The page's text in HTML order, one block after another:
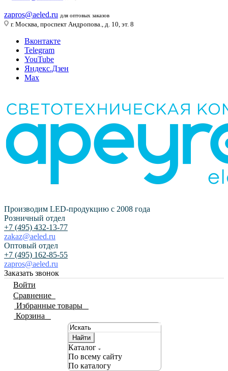
zapros@aeled.ru для оптовых заказов
г. Москва, проспект Андропова., д. 10, эт. 8
Вконтакте
Telegram
YouTube
Яндекс.Дзен
Max
Производим LED-продукцию с 2008 года
Розничный отдел
+7 (495) 432-13-77
zakaz@aeled.ru
Оптовый отдел
+7 (495) 162-85-55
zapros@aeled.ru
Заказать звонок
Войти
Сравнение
Избранные товары
Корзина
Найти
Каталог
По всему сайту
По каталогу